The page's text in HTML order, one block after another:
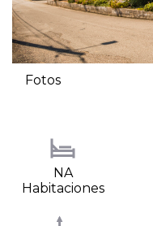
Fotos
NA
Habitaciones